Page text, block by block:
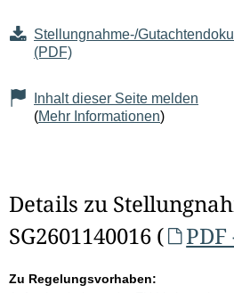
Seiteninhalt
Stellungnahme-/
(PDF)
Inhalt dieser Seite melden
(Mehr Informationen)
Details zu
SG2601140016 (
Zu Regelungsvorhaben: